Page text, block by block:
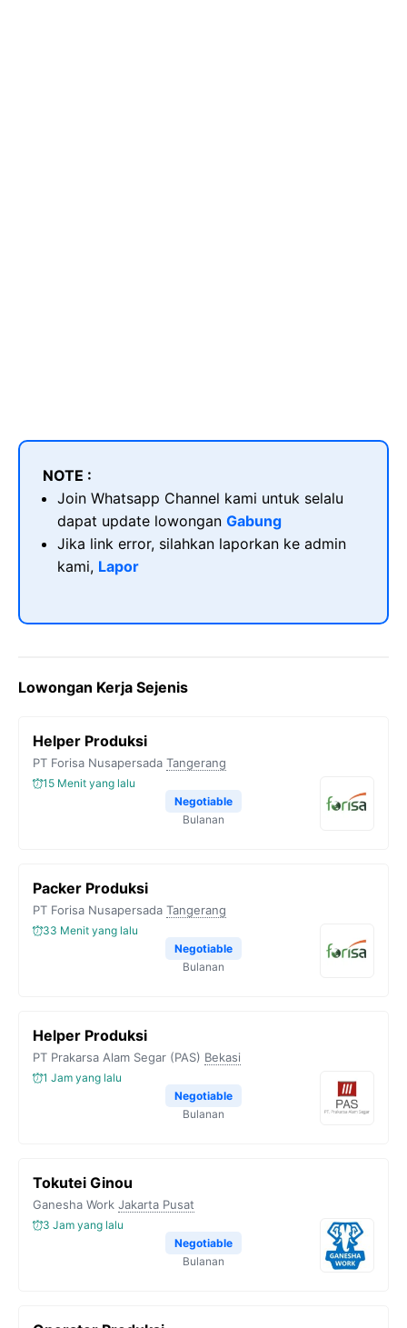
NOTE :
Join Whatsapp Channel kami untuk selalu
dapat update lowongan Gabung
Jika link error, silahkan laporkan ke admin
kami, Lapor
Lowongan Kerja Sejenis
Helper Produksi
PT Forisa Nusapersada Tangerang
15 Menit yang lalu
Negotiable
Bulanan
Packer Produksi
PT Forisa Nusapersada Tangerang
33 Menit yang lalu
Negotiable
Bulanan
Helper Produksi
PT Prakarsa Alam Segar (PAS) Bekasi
1 Jam yang lalu
Negotiable
Bulanan
Tokutei Ginou
Ganesha Work Jakarta Pusat
3 Jam yang lalu
Negotiable
Bulanan